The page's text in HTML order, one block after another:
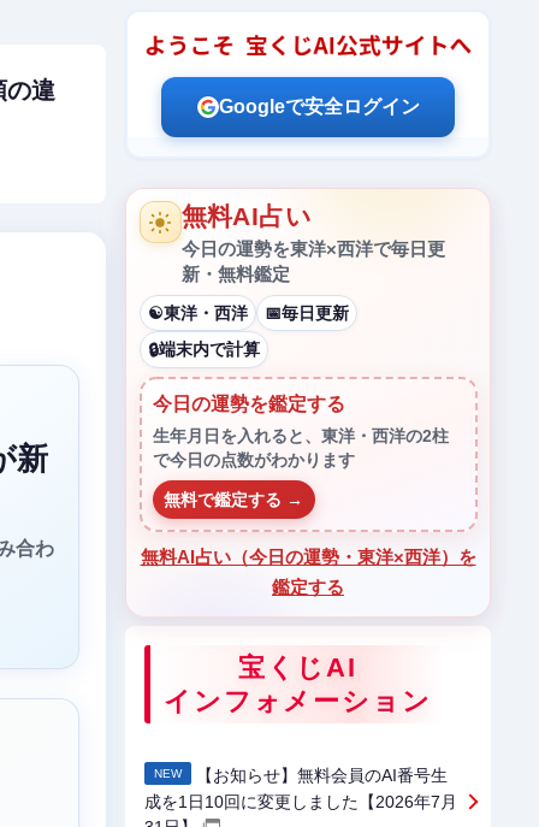
違
新
合わ
Googleで安全ログイン
無料AI占い
今日の運勢を東洋×西洋で毎日更
新・無料鑑定
☯東洋・西洋 📅毎日更新
🔒端末内で計算
今日の運勢を鑑定する
生年月日を入れると、東洋・西洋の2柱
で今日の点数がわかります
無料で鑑定する →
無料AI占い（今日の運勢・東洋×西洋）を
鑑定する
宝くじAI
インフォメーション
NEW
【お知らせ】無料会員のAI番号生
成を1日10回に変更しました【2026年7月